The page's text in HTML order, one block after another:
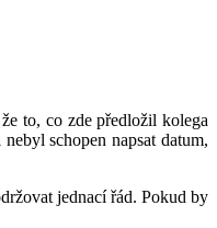
to, co zde předložil kolega
schopen napsat datum,
jednací řád. Pokud by